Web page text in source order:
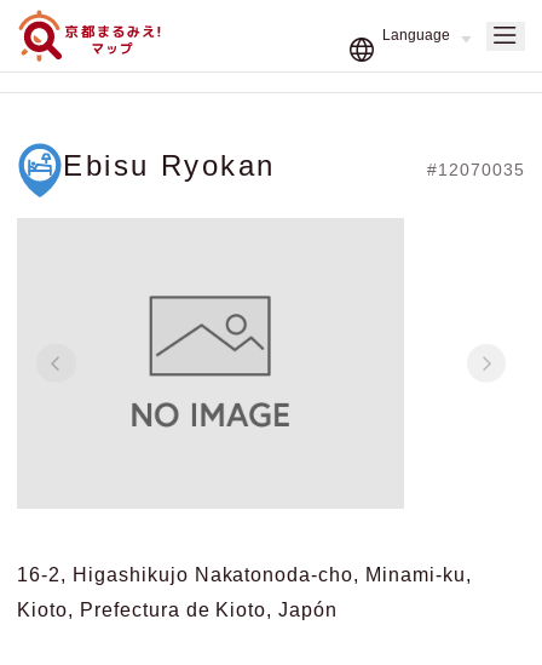
Ebisu Ryokan #12070035
16-2, Higashikujo Nakatonoda-cho, Minami-ku,
Kioto, Prefectura de Kioto, Japón